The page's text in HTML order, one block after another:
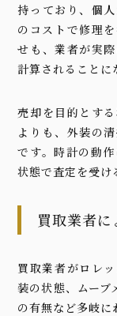
持っており、個
のコストで修理
せも、業者が実
計算されることに
売却を目的とす
よりも、外装の
です。時計の動
状態で査定を受け
買取業者
買取業者がロレ
装の状態、ムーブ
の有無など多岐に